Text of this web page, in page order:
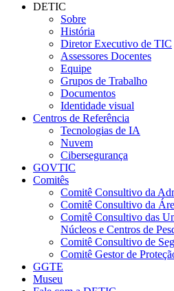
DETIC
Sobre
História
Diretor Executivo de TIC
Assessores Docentes
Equipe
Grupos de Trabalho
Documentos
Identidade visual
Centros de Referência
Tecnologias de IA
Nuvem
Cibersegurança
GOVTIC
Comitês
Comitê Consultivo da
Comitê Consultivo da
Comitê Consultivo das
Núcleos e Centros de
Comitê Consultivo de
Comitê Gestor de
GGTE
Museu